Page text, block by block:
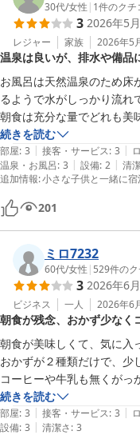
30代/女性 | 1件のクチ
3 2026年5
レジャー 家族 2026年5
温泉は良いが、排水や備品
お風呂は天然温泉のため床
るようで水がしっかり流れ
朝食は充分な量でどれも美
部屋に持ち帰れるコーヒー
いました。
子どものパジャマをお借り
清潔感があると嬉しいです
続きを読む
部屋: 3 | 接客・サービス: 3 |
温泉・お風呂: 3 | 設備: 2 | 清
追加情報:小さな子供と一緒に宿
201
ミロ7232
60代/女性 | 529件のク
3 2026年6
ビジネス 一人 2026年6
朝食が残念、おかず少なく
朝食が美味しくて、気に入
おかずが２種類だけで、少
コーヒーや牛乳も無くがっ
続きを読む
部屋: 3 | 接客・サービス: 3 |
設備: 3 | 清潔さ: 3